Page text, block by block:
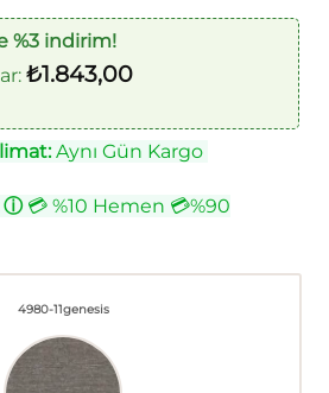
%3 indirim!
₺1.843,00
Aynı Gün Kargo
ⓘ💳 %10 Hemen 💳%90
4980-11genesis